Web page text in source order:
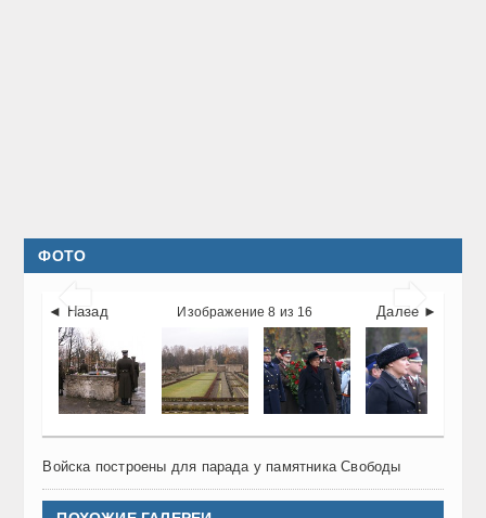
ФОТО
 
◄ Назад Далее ►
Изображение 8 из 16
Войска построены для парада у памятника Свободы